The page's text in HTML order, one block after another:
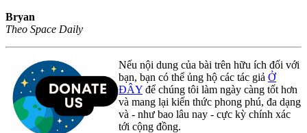
Bryan
Theo Space Daily
Nếu nội dung của bài trên hữu ích đối với
bạn, bạn có thể ủng hộ các tác giả Ở
ĐÂY để chúng tôi làm ngày càng tốt hơn
và mang lại kiến thức phong phú, đa dạng
và - như bao lâu nay - cực kỳ chính xác
tới cộng đồng.